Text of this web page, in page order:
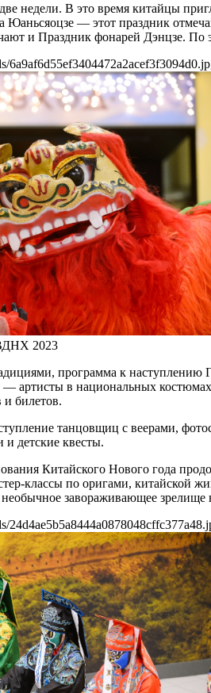
недели. В это время китайцы
Юаньсяоцзе — этот праздник
и Праздник фонарей Дэнцзе.
2023
программа к
— артисты в национальных
билетов.
танцовщиц с веерами,
и детские квесты.
Китайского Нового года
классы по оригами,
завораживающее зрелище